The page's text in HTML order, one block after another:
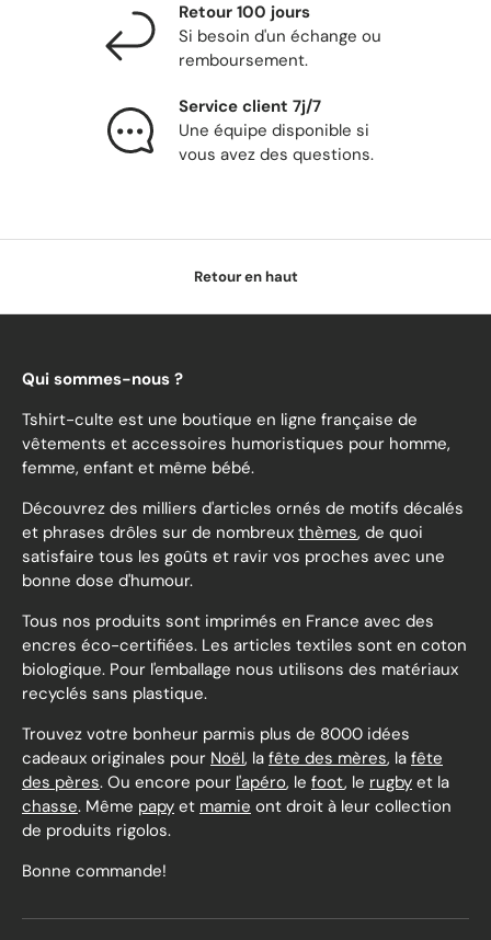
Retour 100 jours
Si besoin d'un échange ou
remboursement.
Service client 7j/7
Une équipe disponible si
vous avez des questions.
Retour en haut
Qui sommes-nous ?
Tshirt-culte est une boutique en ligne française de
vêtements et accessoires humoristiques pour homme,
femme, enfant et même bébé.
Découvrez des milliers d'articles ornés de motifs décalés
et phrases drôles sur de nombreux thèmes, de quoi
satisfaire tous les goûts et ravir vos proches avec une
bonne dose d'humour.
Tous nos produits sont imprimés en France avec des
encres éco-certifiées. Les articles textiles sont en coton
biologique. Pour l'emballage nous utilisons des matériaux
recyclés sans plastique.
Trouvez votre bonheur parmis plus de 8000 idées
cadeaux originales pour Noël, la fête des mères, la fête
des pères. Ou encore pour l'apéro, le foot, le rugby et la
chasse. Même papy et mamie ont droit à leur collection
de produits rigolos.
Bonne commande!